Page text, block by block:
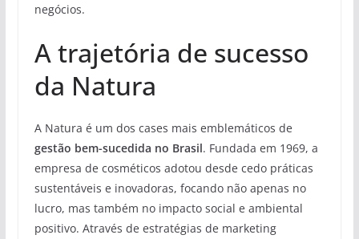
negócios.
A trajetória de sucesso
da Natura
A Natura é um dos cases mais emblemáticos de
gestão bem-sucedida no Brasil. Fundada em 1969, a
empresa de cosméticos adotou desde cedo práticas
sustentáveis e inovadoras, focando não apenas no
lucro, mas também no impacto social e ambiental
positivo. Através de estratégias de marketing